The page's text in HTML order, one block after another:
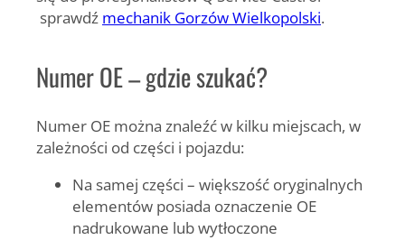
sprawdź mechanik Gorzów Wielkopolski.
Numer OE – gdzie szukać?
Numer OE można znaleźć w kilku miejscach, w
zależności od części i pojazdu:
Na samej części – większość oryginalnych
elementów posiada oznaczenie OE
nadrukowane lub wytłoczone